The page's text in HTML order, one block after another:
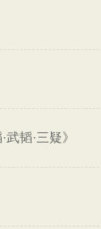
武韬·三疑》